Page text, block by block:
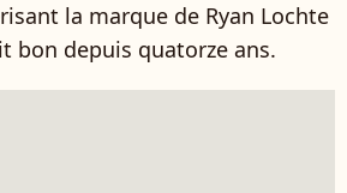
la marque de Ryan Lochte
bon depuis quatorze ans.